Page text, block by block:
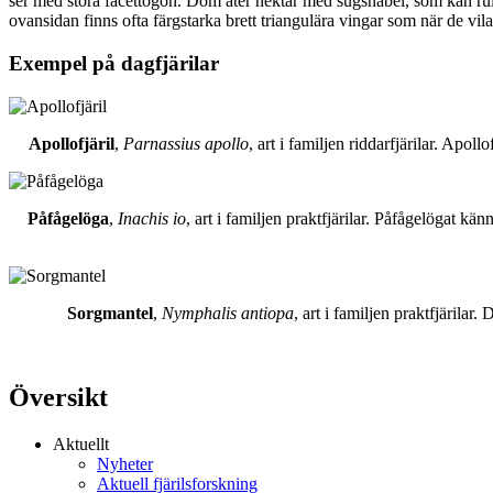
ovansidan finns ofta färgstarka brett triangulära vingar som när de
Exempel på dagfjärilar
Apollofjäril, Parnassius apollo, art i familjen riddarfjärilar.
Påfågelöga, Inachis io, art i familjen praktfjärilar. Påfågelögat
Sorgmantel, Nymphalis antiopa, art i familjen praktfjärilar.
Översikt
Aktuellt
Nyheter
Aktuell fjärilsforskning